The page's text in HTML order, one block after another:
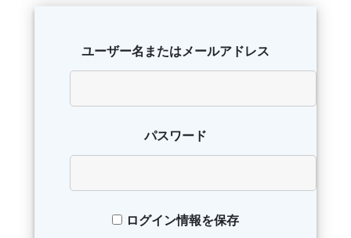
ユーザー名またはメールアドレス
パスワード
ログイン情報を保存